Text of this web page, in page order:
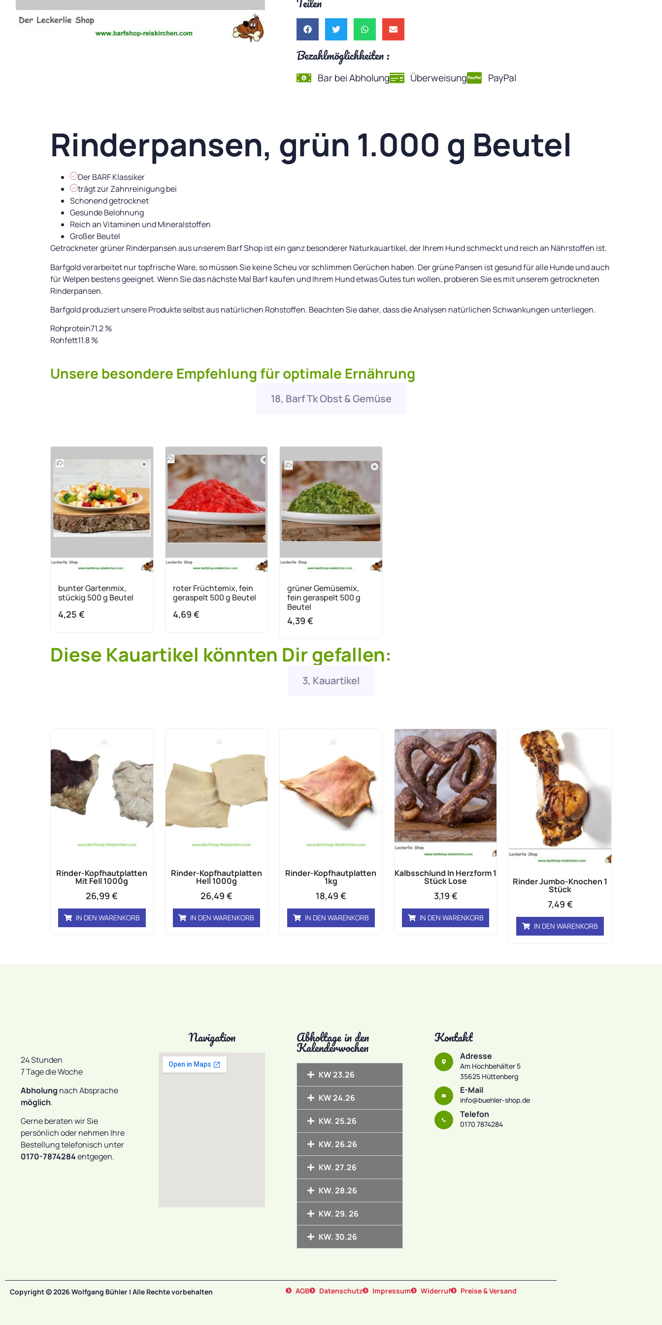
Bezahlmöglichkeiten :
Bar bei Abholung Überweisung PayPal
Rinderpansen, grün 1.000 g Beutel
Der BARF Klassiker
trägt zur Zahnreinigung bei
Schonend getrocknet
Gesunde Belohnung
Reich an Vitaminen und Mineralstoffen
Großer Beutel
Getrockneter grüner Rinderpansen aus unserem Barf Shop ist ein ganz besonderer Naturkauartikel, der Ihrem Hund schmeckt und reich an Nährstoffen ist.
Barfgold verarbeitet nur topfrische Ware, so müssen Sie keine Scheu vor schlimmen Gerüchen haben. Der grüne Pansen ist gesund für alle Hunde und auch
für Welpen bestens geeignet. Wenn Sie das nächste Mal Barf kaufen und Ihrem Hund etwas Gutes tun wollen, probieren Sie es mit unserem getrockneten
Rinderpansen.
Barfgold produziert unsere Produkte selbst aus natürlichen Rohstoffen. Beachten Sie daher, dass die Analysen natürlichen Schwankungen unterliegen.
Rohprotein71.2 %
Rohfett11.8 %
Unsere besondere Empfehlung für optimale Ernährung
18, Barf Tk Obst & Gemüse
bunter Gartenmix,
stückig 500 g Beutel
4,25€
roter Früchtemix, fein
geraspelt 500 g Beutel
4,69 €
grüner Gemüsemix,
fein geraspelt 500 g
Beutel
4,39€
Diese Kauartikel könnten Dir gefallen:
3, Kauartikel
Rinder-Kopfhautplatten
Mit Fell 1000g
26,99€
IN DEN WARENKORB
Rinder-Kopfhautplatten
Hell 1000g
26,49 €
IN DEN WARENKORB
Rinder-Kopfhautplatten
1kg
18,49 €
IN DEN WARENKORB
Kalbsschlund In Herzform 1
Stück Lose
3,19 €
IN DEN WARENKORB
Rinder Jumbo-Knochen 1
Stück
7,49 €
IN DEN WARENKORB
24 Stunden
7 Tage die Woche
Abholung nach Absprache
möglich.
Gerne beraten wir Sie
persönlich oder nehmen Ihre
Bestellung telefonisch unter
0170-7874284entgegen.
Navigation Abholtage in den
Kalenderwochen
KW 23.26
KW 24.26
KW. 25.26
KW. 26.26
KW. 27.26
KW. 28.26
KW. 29. 26
KW. 30.26
Kontakt
Adresse
Am Hochbehälter 5
35625 Hüttenberg
E-Mail
info@buehler-shop.de
Telefon
0170 7874284
Copyright © 2026 Wolfgang Bühler | Alle Rechte vorbehalten AGB Datenschutz Impressum Widerruf Preise & Versand